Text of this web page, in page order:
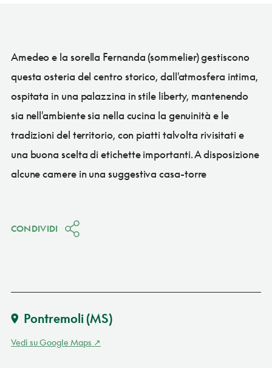
Amedeo e la sorella Fernanda (sommelier) gestiscono
questa osteria del centro storico, dall'atmosfera intima,
ospitata in una palazzina in stile liberty, mantenendo
sia nell'ambiente sia nella cucina la genuinità e le
tradizioni del territorio, con piatti talvolta rivisitati e
una buona scelta di etichette importanti. A disposizione
alcune camere in una suggestiva casa-torre
CONDIVIDI
Pontremoli(MS)
Vedi su Google Maps